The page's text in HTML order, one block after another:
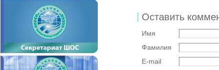
Оставить
Имя
Фамилия
E-mail